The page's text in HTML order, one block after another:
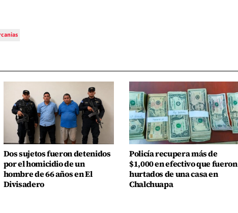
Dos sujetos fueron detenidos
por el homicidio de un
hombre de 66 años en El
Divisadero
Policía recupera más de
$1,000 en efectivo que fueron
hurtados de una casa en
Chalchuapa